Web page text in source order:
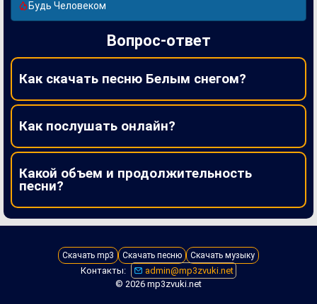
Будь Человеком
Вопрос-ответ
Как скачать песню Белым снегом?
Как послушать онлайн?
Какой объем и продолжительность
песни?
Скачать mp3 Скачать песню Скачать музыку
Контакты:
admin@mp3zvuki.net
© 2026 mp3zvuki.net